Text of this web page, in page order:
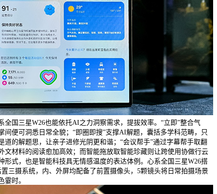
全国三星W26也能依托AI之力洞察需求，提拔效率。“立即”整合气
间便可洞悉日常全貌；“即圈即搜”支撑AI解题，囊括多学科范畴，只
道的解题思，让亲子进修光阴更和谐；“会议帮手”通过字幕帮手取翻
文材料的阅读愈加高效；而智能拖放取智能珍藏则让跨使用协做行云
形式，也是智能科技具无情感温度的表达体例。心系全国三星W26搭
三摄系统，内、外屏均配备了前置摄像头，5颗镜头将日常拍摄场景
霎时。